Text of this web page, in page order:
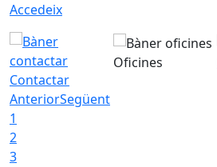
Accedeix
Contactar
Oficines
AnteriorSegüent
1
2
3